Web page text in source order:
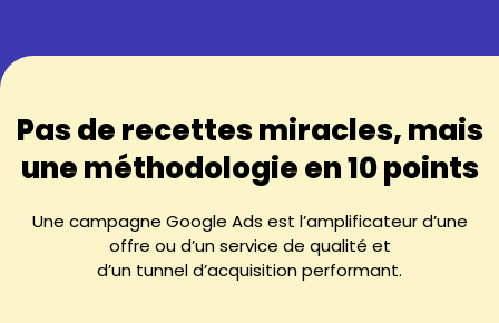
Pas de recettes miracles, mais
une méthodologie en 10 points
Une campagne Google Ads est l’amplificateur d’une
offre ou d’un service de qualité et
d’un tunnel d’acquisition performant.